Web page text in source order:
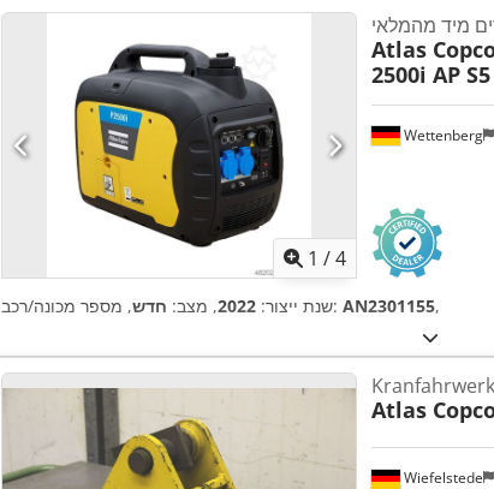
1 /4
Wettenberg
מיד מהמלאי
Atlas
2500i AP
שנת ייצור: 2022, מצב: חדש , מספר מכונה/רכב: AN2301155,
Wiefelstede
Atlas